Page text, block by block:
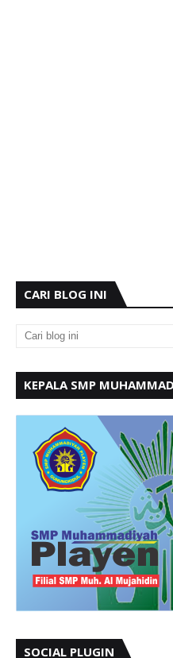
CARI BLOG INI
KEPALA SMP
SOCIAL PLUGIN